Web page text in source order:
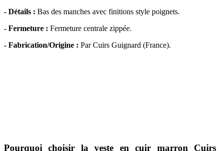
- Détails : Bas des manches avec finitions style poignets.
- Fermeture : Fermeture centrale zippée.
- Fabrication/Origine : Par Cuirs Guignard (France).
Pourquoi choisir la veste en cuir marron Cuirs